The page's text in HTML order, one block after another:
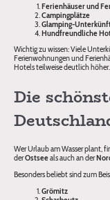
Ferienhäuser und
Campingplätze
Glamping-
Hundfreundliche
Wichtig zu wissen: Viele
Ferienwohnungen und
Hotels teilweise deutlich
Die
Wer Urlaub am Wasser plant,
derOstseeals auch an der
Besonders beliebt sind zum
Grömitz